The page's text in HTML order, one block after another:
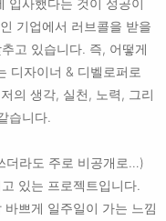
기업에서 러브콜을 받을
고 있습니다. 즉, 어떻게
디자이너 & 디벨로퍼로
의 생각, 실천, 노력, 그리
습니다.
더라도 주로 비공개로…)
있는 프로젝트입니다.
쁘게 일주일이 가는 느낌